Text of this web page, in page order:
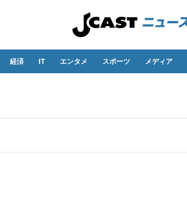
経済 IT エンタメ スポーツ メディア